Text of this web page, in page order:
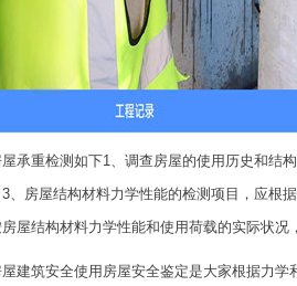
承重检测如下1、调查房屋的使用历史和结
、房屋结构材料力学性能的检测项目，应根
屋结构材料力学性能和使用荷载的实际状况
建筑安全使用房屋安全鉴定是大家根据力